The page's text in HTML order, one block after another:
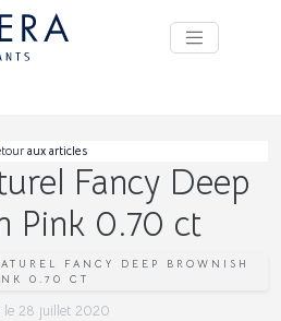
aux articles
Fancy Deep
Pink 0.70 ct
FANCY DEEP BROWNISH
0.70 CT
le 28 juillet 2020